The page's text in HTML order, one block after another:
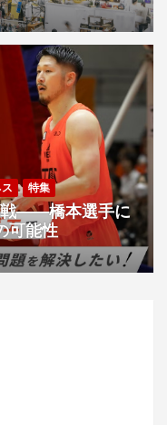
特集
戦――橋本選手に
可能性